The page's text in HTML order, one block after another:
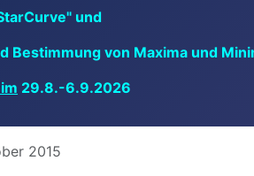
und
Bestimmung von Maxima und
29.8.-6.9.2026
2015